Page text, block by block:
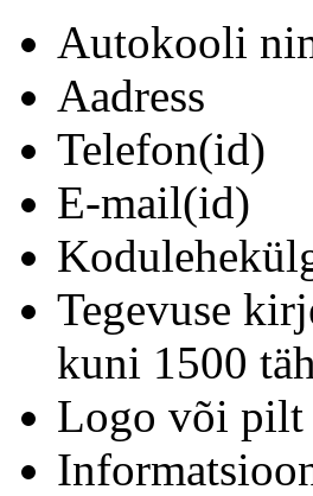
Autokooli
Aadress
Telefon(id)
E-mail(id)
Tegevuse
kuni 1500
Logo või pilt